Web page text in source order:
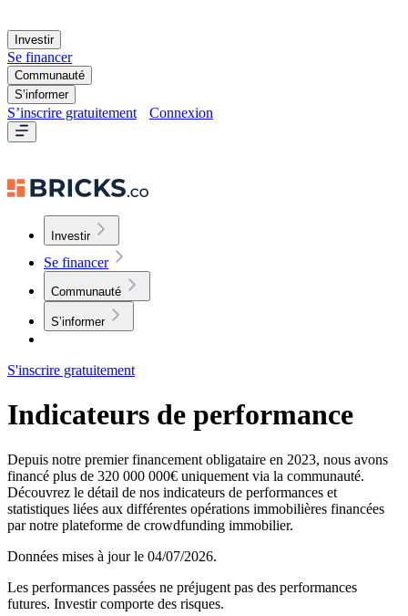
Investir
Se financer
Communauté
S’informer
S’inscrire gratuitement Connexion
Investir
Se financer
Communauté
S’informer
S'inscrire gratuitement
Indicateurs de performance
Depuis notre premier financement obligataire en 2023, nous avons
financé plus de 320 000 000€ uniquement via la communauté.
Découvrez le détail de nos indicateurs de performances et
statistiques liées aux différentes opérations immobilières financées
par notre plateforme de crowdfunding immobilier.
Données mises à jour le 04/07/2026.
Les performances passées ne préjugent pas des performances
futures. Investir comporte des risques.